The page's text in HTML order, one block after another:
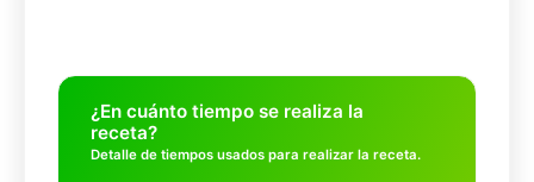
¿En cuánto tiempo se realiza la
receta?
Detalle de tiempos usados para realizar la receta.